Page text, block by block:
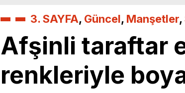
3. SAYFA, Güncel, Manşetler,
Afşinli taraftar
renkleriyle